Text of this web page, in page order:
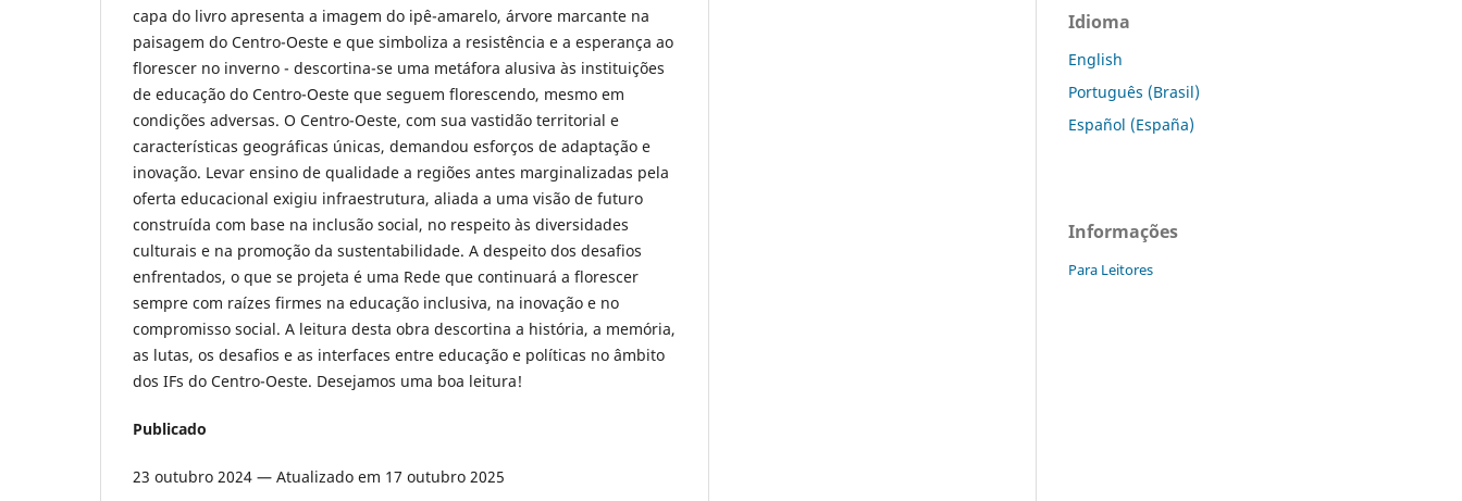
capa do livro apresenta a imagem do ipê-amarelo, árvore marcante na
paisagem do Centro-Oeste e que simboliza a resistência e a esperança ao
florescer no inverno - descortina-se uma metáfora alusiva às instituições
de educação do Centro-Oeste que seguem florescendo, mesmo em
condições adversas. O Centro-Oeste, com sua vastidão territorial e
características geográficas únicas, demandou esforços de adaptação e
inovação. Levar ensino de qualidade a regiões antes marginalizadas pela
oferta educacional exigiu infraestrutura, aliada a uma visão de futuro
construída com base na inclusão social, no respeito às diversidades
culturais e na promoção da sustentabilidade. A despeito dos desafios
enfrentados, o que se projeta é uma Rede que continuará a florescer
sempre com raízes firmes na educação inclusiva, na inovação e no
compromisso social. A leitura desta obra descortina a história, a memória,
as lutas, os desafios e as interfaces entre educação e políticas no âmbito
dos IFs do Centro-Oeste. Desejamos uma boa leitura!
Publicado
23 outubro 2024 — Atualizado em 17 outubro 2025
Idioma
English
Português (Brasil)
Español (España)
Informações
Para Leitores